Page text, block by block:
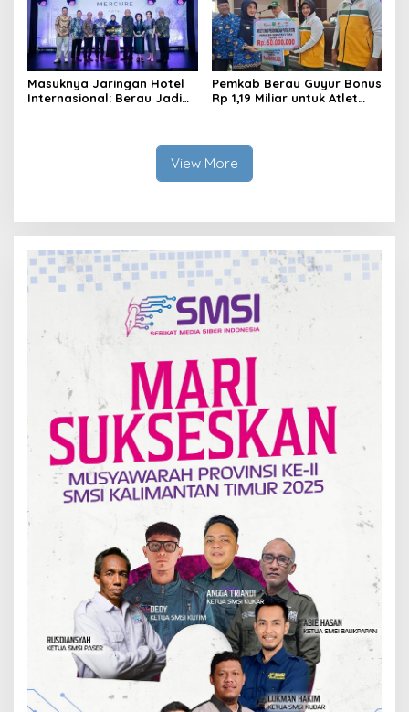
Masuknya Jaringan Hotel
Internasional: Berau Jadi
Pemkab Berau Guyur Bonus
Rp 1,19 Miliar untuk Atlet
View More